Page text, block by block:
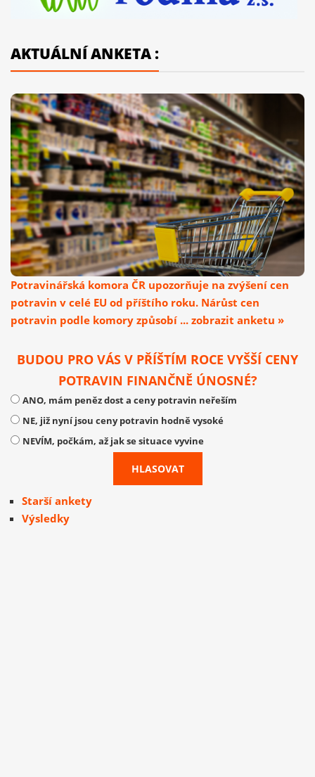
AKTUÁLNÍ ANKETA :
Potravinářská komora ČR upozorňuje na zvýšení cen
potravin v celé EU od příštího roku. Nárůst cen
potravin podle komory způsobí ... zobrazit anketu »
BUDOU PRO VÁS V PŘÍŠTÍM ROCE VYŠŠÍ CENY
POTRAVIN FINANČNĚ ÚNOSNÉ?
ANO, mám peněz dost a ceny potravin neřeším
NE, již nyní jsou ceny potravin hodně vysoké
NEVÍM, počkám, až jak se situace vyvine
Starší ankety
Výsledky